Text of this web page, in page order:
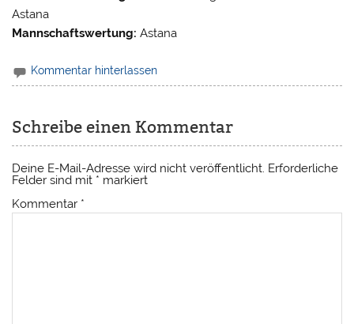
Astana
Mannschaftswertung: Astana
Kommentar hinterlassen
Schreibe einen Kommentar
Deine E-Mail-Adresse wird nicht veröffentlicht. Erforderliche
Felder sind mit * markiert
Kommentar *